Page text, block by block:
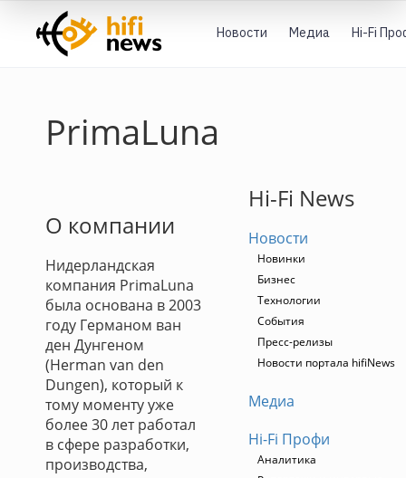
Новости Медиа Hi-Fi
PrimaLuna
О компании
Нидерландская
компания PrimaLuna
была основана в 2003
году Германом ван
ден Дунгеном
(Herman van den
Dungen), который к
тому моменту уже
более 30 лет работал
в сфере разработки,
производства,
Hi-Fi News
Новости
Новинки
Бизнес
Технологии
События
Пресс-релизы
Новости портала hifiNews
Медиа
Hi-Fi Профи
Аналитика